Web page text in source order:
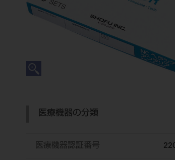
医療機器の分類
医療機器認証番号